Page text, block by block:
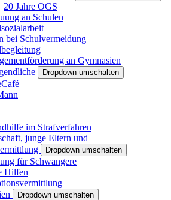
20 Jahre OGS
an Schulen
bei Schulvermeidung
an Gymnasien
Dropdown umschalten
im Strafverfahren
junge Eltern und
Dropdown umschalten
für Schwangere
Hilfen
Dropdown umschalten